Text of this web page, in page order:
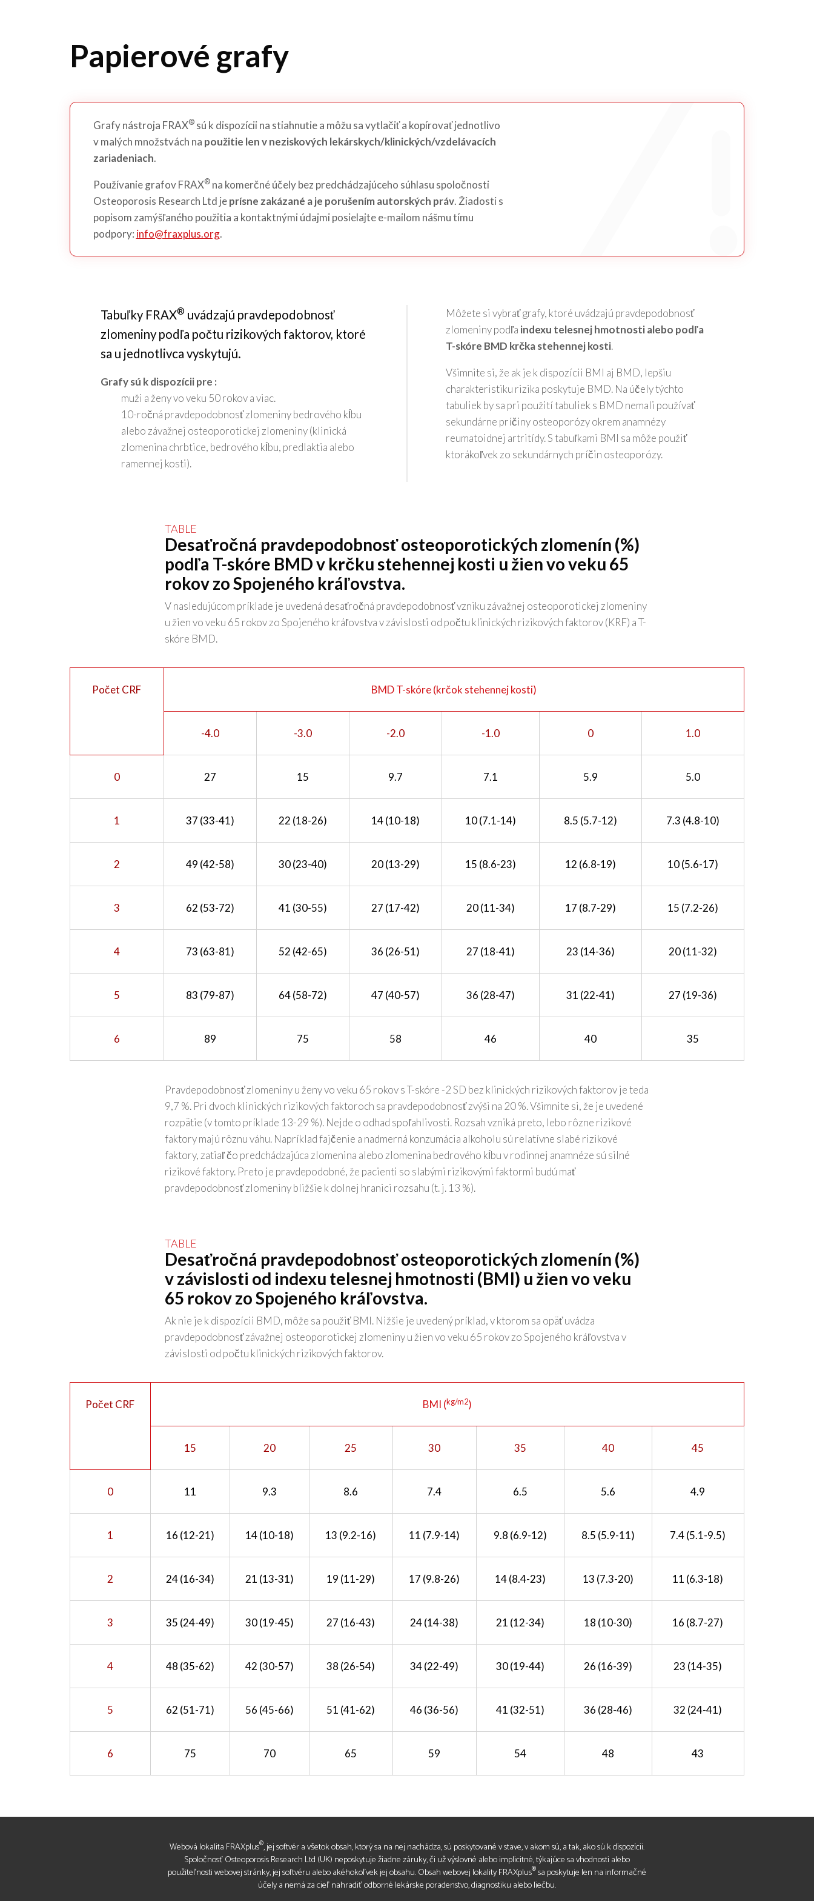
Papierové grafy
Grafy nástroja FRAX®sú k dispozícii na stiahnutie a môžu sa vytlačiť a kopírovať jednotlivo
v malých množstvách na použitie len v neziskových lekárskych/klinických/vzdelávacích
zariadeniach.
Používanie grafov FRAX®na komerčné účely bez predchádzajúceho súhlasu spoločnosti
Osteoporosis Research Ltd jeprísne zakázané a je porušením autorských práv. Žiadosti s
popisom zamýšľaného použitia a kontaktnými údajmi posielajte e-mailom nášmu tímu
podpory: info@fraxplus.org.
Tabuľky FRAX® uvádzajú pravdepodobnosť
zlomeniny podľa počtu rizikových faktorov, ktoré
sa u jednotlivca vyskytujú.
Grafy sú k dispozícii pre :
muži a ženy vo veku 50 rokov a viac.
10-ročná pravdepodobnosť zlomeniny bedrového kĺbu
alebo závažnej osteoporotickej zlomeniny (klinická
zlomenina chrbtice, bedrového kĺbu, predlaktia alebo
ramennej kosti).
Môžete si vybrať grafy, ktoré uvádzajú pravdepodobnosť
zlomeniny podľa indexu telesnej hmotnosti alebo podľa
T-skóre BMD krčka stehennej kosti.
Všimnite si, že ak je k dispozícii BMI aj BMD, lepšiu
charakteristiku rizika poskytuje BMD. Na účely týchto
tabuliek by sa pri použití tabuliek s BMD nemali používať
sekundárne príčiny osteoporózy okrem anamnézy
reumatoidnej artritídy. S tabuľkami BMI sa môže použiť
ktorákoľvek zo sekundárnych príčin osteoporózy.
Desaťročná pravdepodobnosť osteoporotických zlomenín (%)
podľa T-skóre BMD v krčku stehennej kosti u žien vo veku 65
rokov zo Spojeného kráľovstva.
V nasledujúcom príklade je uvedená desaťročná pravdepodobnosť vzniku závažnej osteoporotickej zlomeniny
u žien vo veku 65 rokov zo Spojeného kráľovstva v závislosti od počtu klinických rizikových faktorov (KRF) a T-
skóre BMD.
Počet CRF BMD T-skóre (krčok stehennej kosti)
-4.0 -3.0 -2.0 -1.0 0 1.0
0 27 15 9.7 7.1 5.9 5.0
1 37 (33-41) 22 (18-26) 14 (10-18) 10 (7.1-14) 8.5 (5.7-12) 7.3 (4.8-10)
2 49 (42-58) 30 (23-40) 20 (13-29) 15 (8.6-23) 12 (6.8-19) 10 (5.6-17)
3 62 (53-72) 41 (30-55) 27 (17-42) 20 (11-34) 17 (8.7-29) 15 (7.2-26)
4 73 (63-81) 52 (42-65) 36 (26-51) 27 (18-41) 23 (14-36) 20 (11-32)
5 83 (79-87) 64 (58-72) 47 (40-57) 36 (28-47) 31 (22-41) 27 (19-36)
6 89 75 58 46 40 35
Pravdepodobnosť zlomeniny u ženy vo veku 65 rokov s T-skóre -2 SD bez klinických rizikových faktorov je teda
9,7 %. Pri dvoch klinických rizikových faktoroch sa pravdepodobnosť zvýši na 20 %. Všimnite si, že je uvedené
rozpätie (v tomto príklade 13-29 %). Nejde o odhad spoľahlivosti. Rozsah vzniká preto, lebo rôzne rizikové
faktory majú rôznu váhu. Napríklad fajčenie a nadmerná konzumácia alkoholu sú relatívne slabé rizikové
faktory, zatiaľ čo predchádzajúca zlomenina alebo zlomenina bedrového kĺbu v rodinnej anamnéze sú silné
rizikové faktory. Preto je pravdepodobné, že pacienti so slabými rizikovými faktormi budú mať
pravdepodobnosť zlomeniny bližšie k dolnej hranici rozsahu (t. j. 13 %).
Desaťročná pravdepodobnosť osteoporotických zlomenín (%)
v závislosti od indexu telesnej hmotnosti (BMI) u žien vo veku
65 rokov zo Spojeného kráľovstva.
Ak nie je k dispozícii BMD, môže sa použiť BMI. Nižšie je uvedený príklad, v ktorom sa opäť uvádza
pravdepodobnosť závažnej osteoporotickej zlomeniny u žien vo veku 65 rokov zo Spojeného kráľovstva v
závislosti od počtu klinických rizikových faktorov.
Počet CRF BMI (kg/m2)
15 20 25 30 35 40 45
0 11 9.3 8.6 7.4 6.5 5.6 4.9
1 16 (12-21) 14 (10-18) 13 (9.2-16) 11 (7.9-14) 9.8 (6.9-12) 8.5 (5.9-11) 7.4 (5.1-9.5)
2 24 (16-34) 21 (13-31) 19 (11-29) 17 (9.8-26) 14 (8.4-23) 13 (7.3-20) 11 (6.3-18)
3 35 (24-49) 30 (19-45) 27 (16-43) 24 (14-38) 21 (12-34) 18 (10-30) 16 (8.7-27)
4 48 (35-62) 42 (30-57) 38 (26-54) 34 (22-49) 30 (19-44) 26 (16-39) 23 (14-35)
5 62 (51-71) 56 (45-66) 51 (41-62) 46 (36-56) 41 (32-51) 36 (28-46) 32 (24-41)
6 75 70 65 59 54 48 43
Webová lokalita FRAXplus®, jej softvér a všetok obsah, ktorý sa na nej nachádza, sú poskytované v stave, v akom sú, a tak, ako sú k dispozícii.
Spoločnosť Osteoporosis Research Ltd (UK) neposkytuje žiadne záruky, či už výslovné alebo implicitné, týkajúce sa vhodnosti alebo
použiteľnosti webovej stránky, jej softvéru alebo akéhokoľvek jej obsahu. Obsah webovej lokality FRAXplus®sa poskytuje len na informačné
účely a nemá za cieľ nahradiť odborné lekárske poradenstvo, diagnostiku alebo liečbu.